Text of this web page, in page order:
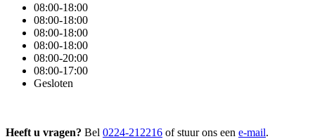
08:00-18:00
08:00-18:00
08:00-18:00
08:00-18:00
08:00-20:00
08:00-17:00
Gesloten
Heeft u vragen? Bel 0224-212216 of stuur ons een e-mail.